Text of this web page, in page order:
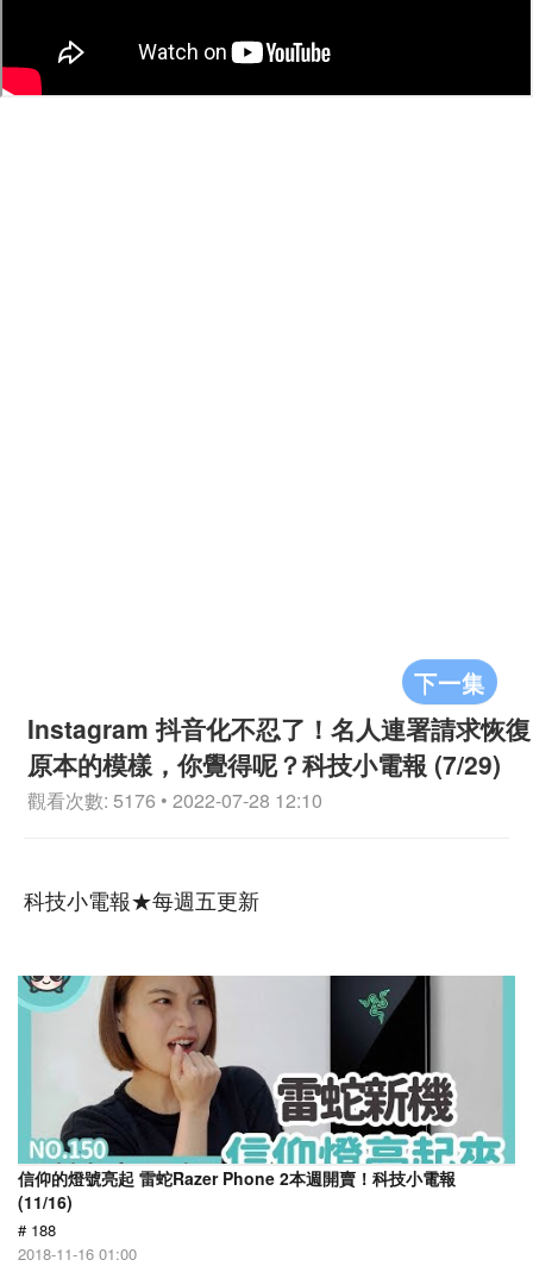
下一集
Instagram 抖音化不忍了！名人連署請求恢復
原本的模樣，你覺得呢？科技小電報 (7/29)
觀看次數: 5176 • 2022-07-28 12:10
科技小電報★每週五更新
信仰的燈號亮起 雷蛇Razer Phone 2本週開賣！科技小電報
(11/16)
# 188
2018-11-16 01:00